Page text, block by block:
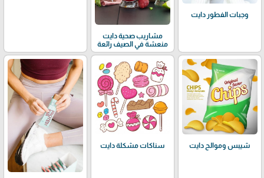
وجبات الفطور دايت
مشاريب صحية دايت
منعشة في الصيف رائعة
شيبس وموالح دايت سناكات مشكلة دايت